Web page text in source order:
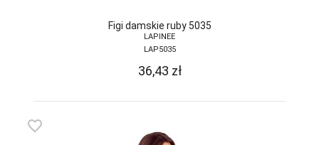
Figi damskie ruby 5035
LAPINEE
LAP5035
36,43 zł
favorite_border